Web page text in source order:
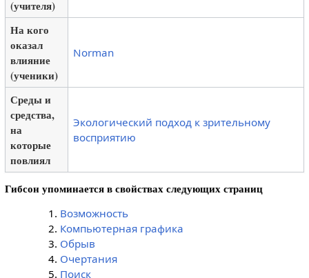
(учителя)
На кого
оказал
влияние
(ученики)
Norman
Среды и
средства,
на
которые
повлиял
Экологический подход к зрительному
восприятию
Гибсон упоминается в свойствах следующих страниц
Возможность
Компьютерная графика
Обрыв
Очертания
Поиск